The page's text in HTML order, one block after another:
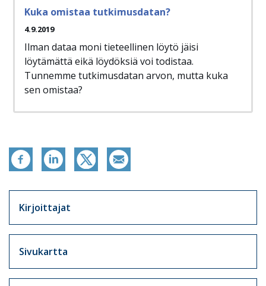
Kuka omistaa tutkimusdatan?
4.9.2019
Ilman dataa moni tieteellinen löytö jäisi
löytämättä eikä löydöksiä voi todistaa.
Tunnemme tutkimusdatan arvon, mutta kuka
sen omistaa?
Kirjoittajat
Sivukartta